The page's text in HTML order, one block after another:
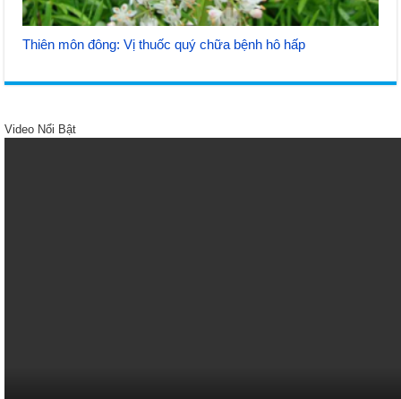
Thiên môn đông: Vị thuốc quý chữa bệnh hô hấp
Video Nổi Bật